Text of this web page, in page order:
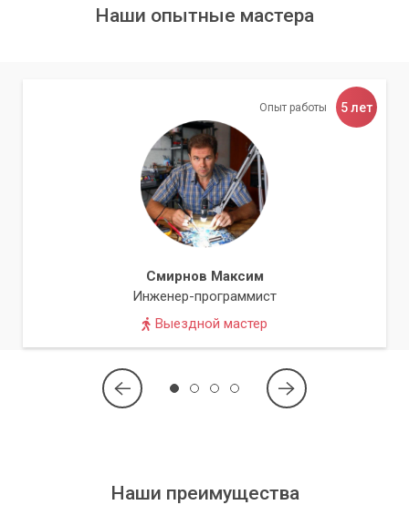
компьютеров и процессоров.
Проводим апгрейд в кратчайшие
сроки с гарантией качества.
Проверка совместимости:
Мы тщательно проверяем
совместимость всех компонентов перед установкой.
Гарантия на работы:Предоставляем гарантию на все
выполненные работы и установленные компоненты.
Не стоит рисковать дорогостоящими
компонентами, пытаясь провести апгрейд
самостоятельно без должных знаний.
Обратившись в сервисный центр «Компьютерный Мастер»,
Наши опытные мастера
Опыт работы 5 лет
Смирнов Максим
Инженер-программист
Выездной мастер
Наши преимущества